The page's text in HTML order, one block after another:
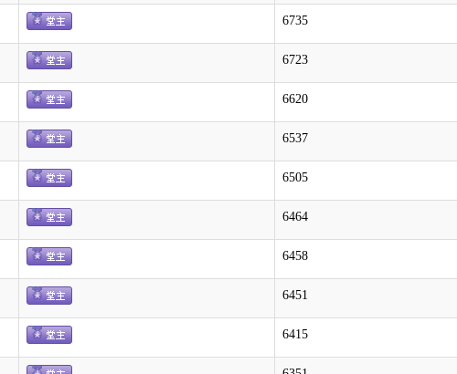
6735
6723
6620
6537
6505
6464
6458
6451
6415